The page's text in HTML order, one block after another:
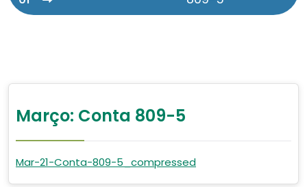
Março: Conta 809-5
Mar-21-Conta-809-5_compressed